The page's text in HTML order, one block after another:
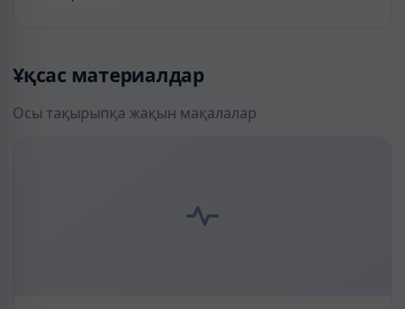
Ұқсас материалдар
Осы тақырыпқа жақын мақалалар